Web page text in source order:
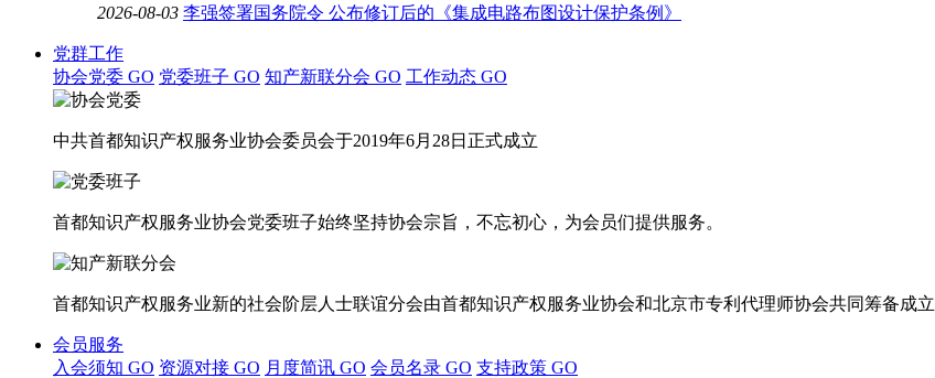
2026-08-03 李强签署国务院令 公布修订后的《集成电路布图设计保护条例》
党群工作
协会党委 GO 党委班子 GO 知产新联分会 GO 工作动态 GO
中共首都知识产权服务业协会委员会于2019年6月28日正式成立
首都知识产权服务业协会党委班子始终坚持协会宗旨，不忘初心，为会员们提供服务。
首都知识产权服务业新的社会阶层人士联谊分会由首都知识产权服务业协会和北京市专利代理师协会共同筹备成立
会员服务
入会须知 GO 资源对接 GO 月度简讯 GO 会员名录 GO 支持政策 GO